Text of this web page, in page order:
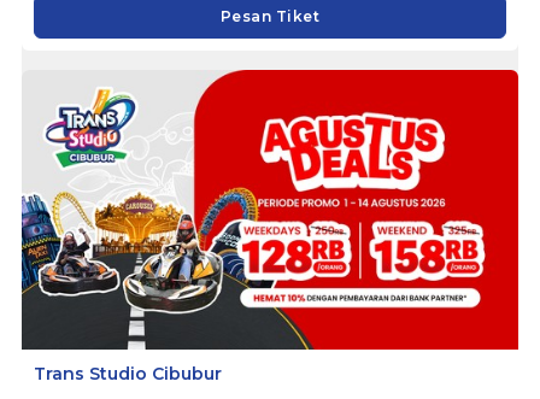
Pesan Tiket
Trans Studio Cibubur